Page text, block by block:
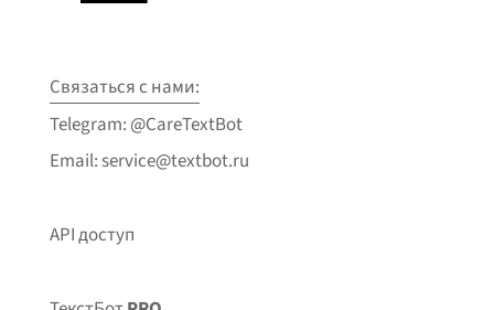
Связаться с нами:
Telegram: @CareTextBot
Email: service@textbot.ru
API доступ